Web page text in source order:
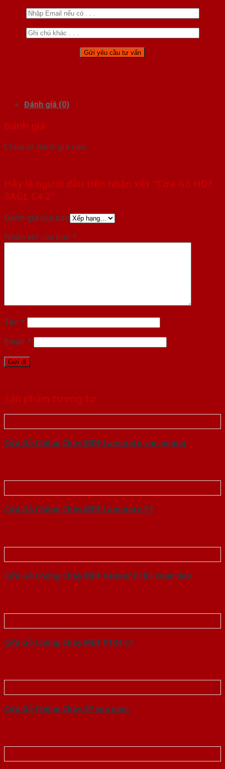
Đánh giá (0)
Đánh giá
Chưa có đánh giá nào.
Hãy là người đầu tiên nhận xét “Cửa Gỗ HDF
3AGL C4 2”
Đánh giá của bạn
Nhận xét của bạn *
Tên *
Email *
Sản phẩm tương tự
Cửa Gỗ Chống Cháy MDF Laminate van ngang
Cửa Gỗ Chống Cháy MDF Laminate P1
Cửa Gỗ Chống Cháy MDF Veneer P1R5 xoan dao
Cửa Gỗ Chống Cháy MDF P1R4 C1
Cửa Gỗ Chống Cháy 2P son xam